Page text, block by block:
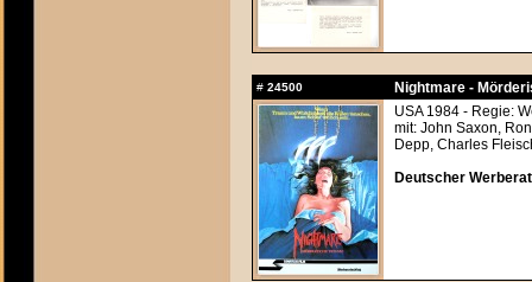
# 24500
Nightmare -
USA 1984 - Regie:
mit: John Saxon,
Depp, Charles
Deutscher